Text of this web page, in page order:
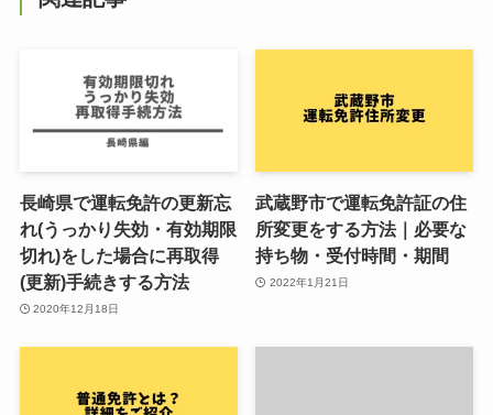
長崎県で運転免許の更新忘
れ(うっかり失効・有効期限
切れ)をした場合に再取得
(更新)手続きする方法
2020年12月18日
武蔵野市で運転免許証の住
所変更をする方法｜必要な
持ち物・受付時間・期間
2022年1月21日